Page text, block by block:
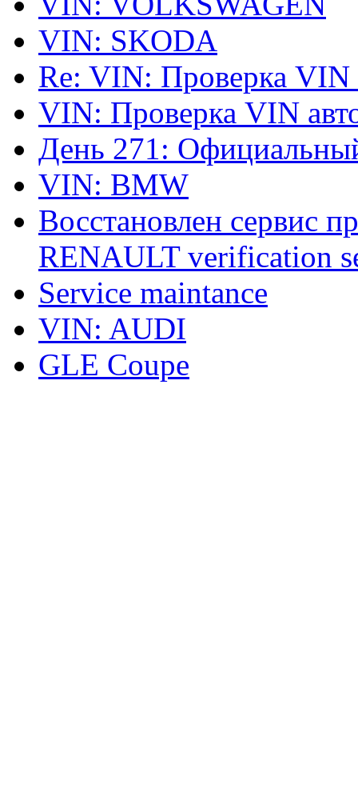
VIN: SKODA
Re: VIN: Проверка VIN
VIN: Проверка VIN
День 271:
VIN: BMW
Восстановлен сервис
RENAULT verification
Service maintance
VIN: AUDI
GLE Coupe